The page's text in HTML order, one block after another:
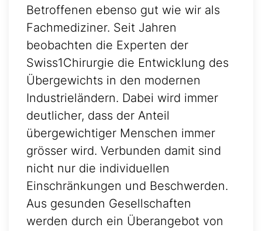
Betroffenen ebenso gut wie wir als
Fachmediziner. Seit Jahren
beobachten die Experten der
Swiss1Chirurgie die Entwicklung des
Übergewichts in den modernen
Industrieländern. Dabei wird immer
deutlicher, dass der Anteil
übergewichtiger Menschen immer
grösser wird. Verbunden damit sind
nicht nur die individuellen
Einschränkungen und Beschwerden.
Aus gesunden Gesellschaften
werden durch ein Überangebot von